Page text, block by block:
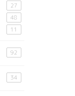
27
48
11
92
34